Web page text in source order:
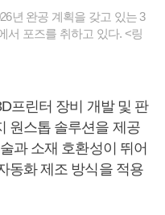
년 완공 계획을 갖고 있는 3
서 포즈를 취하고 있다. <링
프린터 장비 개발 및 판
원스톱 솔루션을 제공
과 소재 호환성이 뛰어
동화 제조 방식을 적용